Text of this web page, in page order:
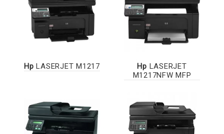
Hp LASERJET M1217 Hp LASERJET
M1217NFW MFP